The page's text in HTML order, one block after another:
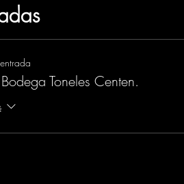
Toneles Centen.